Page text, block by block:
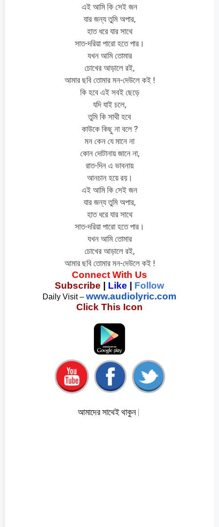
এই আমি কি সেই জন
যার জন্য তুমি অপার,
হাত ধরে যার সাথে
সাত-দরিয়া পারো হতে পার।
যখন আমি তোমার
চোখের আড়ালে রই,
আমার ছবি তোমার মন-দেউলে কই !
কি হবে এই সবই ছেড়ে
যদি যাই চলে,
তুমি কি সাথী হবে
কাউকে কিছু না বলে ?
মন কেন যে মানে না
কোন দোটানায় জানে না,
রাত-দিন এ ভাবনায়
আনচান হয়ে রয়।
এই আমি কি সেই জন
যার জন্য তুমি অপার,
হাত ধরে যার সাথে
সাত-দরিয়া পারো হতে পার।
যখন আমি তোমার
চোখের আড়ালে রই,
আমার ছবি তোমার মন-দেউলে কই !
Connect With Us
Subscribe | Like | Follow
Daily Visit – www.audiolyric.com
Click This Icon
আমাদের সাথেই থাকুন |